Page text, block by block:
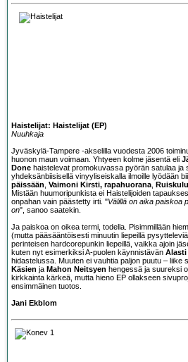
Haistelijat: Haistelijat (EP)
Nuuhkaja
Jyväskylä-Tampere -akselilla vuodesta 2006
huonon maun voimaan. Yhtyeen kolme jäsentä eli
Done haistelevat promokuvassa pyörän satulaa ja
yhdeksänbiisisellä vinyyliseiskalla ilmoille lyödään
päissään Vaimoni Kirsti, rapahuorana
Mistään huumoripunkista ei Haistelijoiden
onpahan vain päästetty irti. "Välillä on aika paiskoa
on", sanoo saatekin.
Ja paiskoa on oikea termi, todella. Pisimmillään
(mutta pääsääntöisesti minuutin liepeillä
perinteisen hardcorepunkin liepeillä, vaikka ajoin
kuten nyt esimerkiksi A-puolen käynnistävän Alasti
hidastelussa. Muuten ei vauhtia paljon puutu – liike
Käsien ja Mahon Neitsyen hengessä ja suureksi
kirkkainta kärkeä, mutta hieno EP ollakseen
ensimmäinen tuotos.
Jani Ekblom